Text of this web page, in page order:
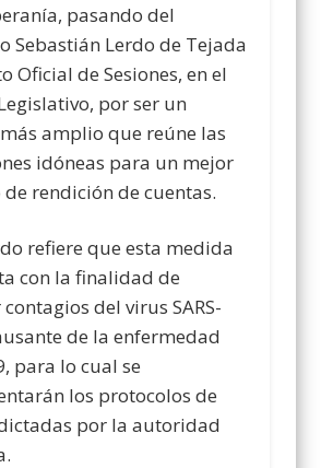
pasando del
Sebastián Lerdo de Tejada
Oficial de Sesiones, en el
por ser un
amplio que reúne las
idóneas para un mejor
rendición de cuentas.
refiere que esta medida
con la finalidad de
del virus SARS-
de la enfermedad
para lo cual se
los protocolos de
por la autoridad